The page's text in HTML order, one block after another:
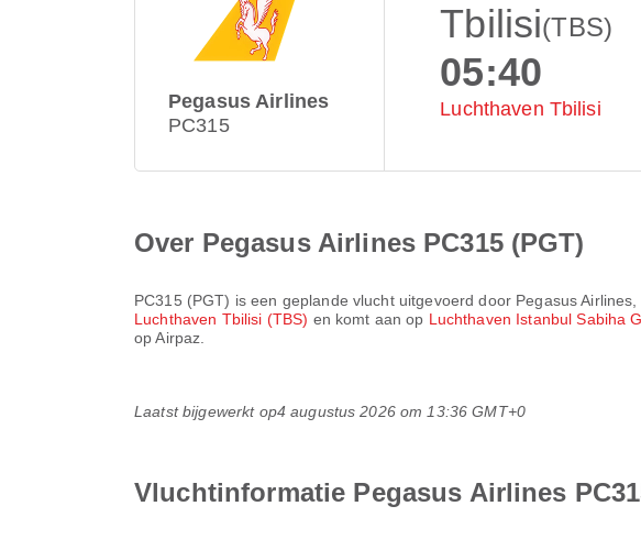
Pegasus Airlines
PC315
Tbilisi(TBS)
05:40
Luchthaven Tbilisi
Over Pegasus Airlines PC315 (PGT)
PC315 (PGT) is een geplande vlucht uitgevoerd door Pegasus Airlines
Luchthaven Tbilisi (TBS) en komt aan op Luchthaven Istanbul Sabiha
op Airpaz.
Laatst bijgewerkt op4 augustus 2026 om 13:36 GMT+0
Vluchtinformatie Pegasus Airlines